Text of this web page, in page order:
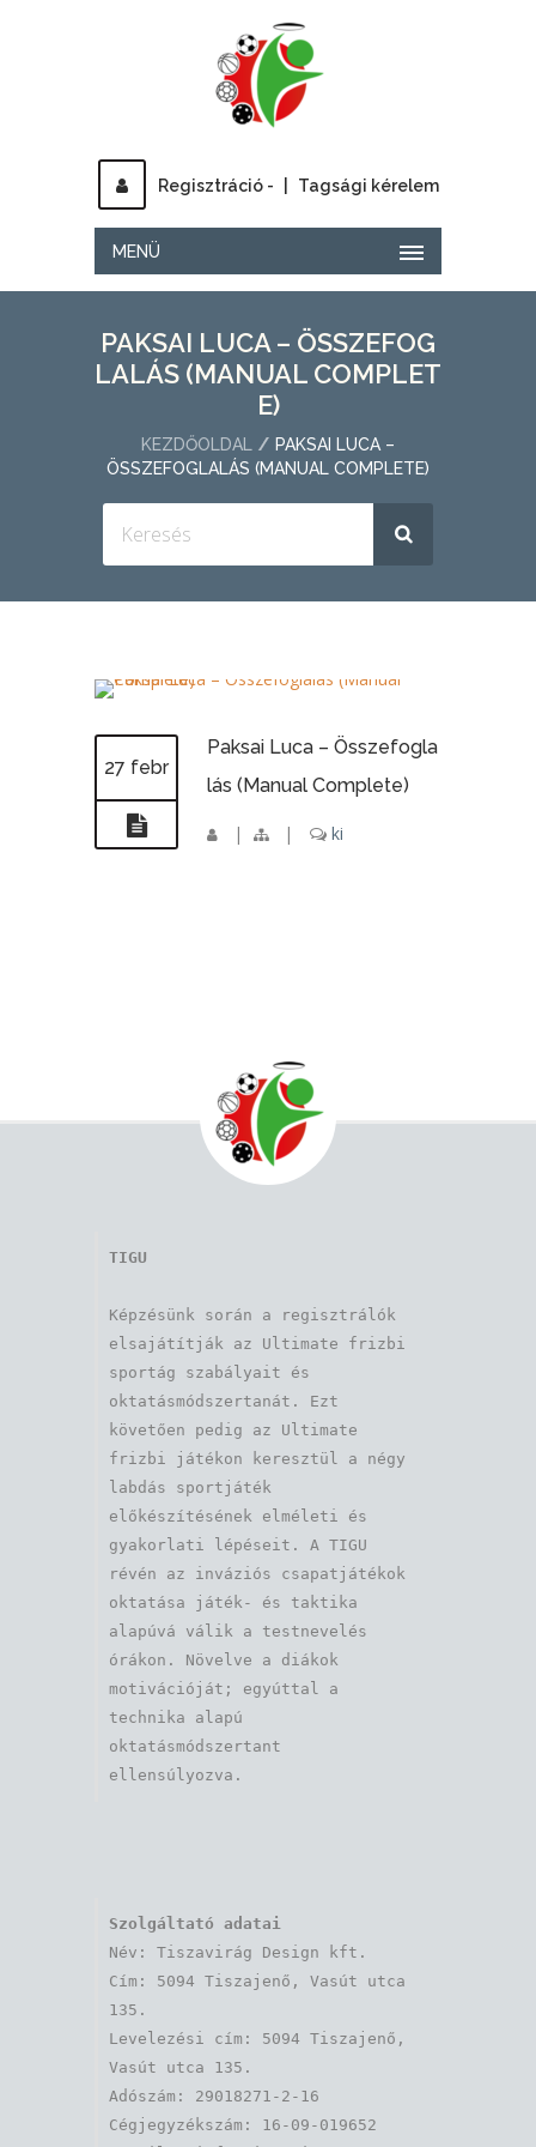
Regisztráció - Tagsági kérelem
MENÜ
PAKSAI LUCA – ÖSSZEFOG
LALÁS (MANUAL COMPLET
E)
KEZDŐOLDAL
PAKSAI LUCA –
ÖSSZEFOGLALÁS (MANUAL COMPLETE)
27 febr
Paksai Luca – Összefogla
lás (Manual Complete)
| | ki
TIGU
Képzésünk során a regisztrálók
elsajátítják az Ultimate frizbi
sportág szabályait és
oktatásmódszertanát. Ezt
követően pedig az Ultimate
frizbi játékon keresztül a négy
labdás sportjáték
előkészítésének elméleti és
gyakorlati lépéseit. A TIGU
révén az inváziós csapatjátékok
oktatása játék- és taktika
alapúvá válik a testnevelés
órákon. Növelve a diákok
motivációját; egyúttal a
technika alapú
oktatásmódszertant
ellensúlyozva.
Szolgáltató adatai
Név: Tiszavirág Design kft.
Cím: 5094 Tiszajenő, Vasút utca
135.
Levelezési cím: 5094 Tiszajenő,
Vasút utca 135.
Adószám: 29018271-2-16
Cégjegyzékszám: 16-09-019652